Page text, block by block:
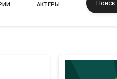
АКТЕРЫ